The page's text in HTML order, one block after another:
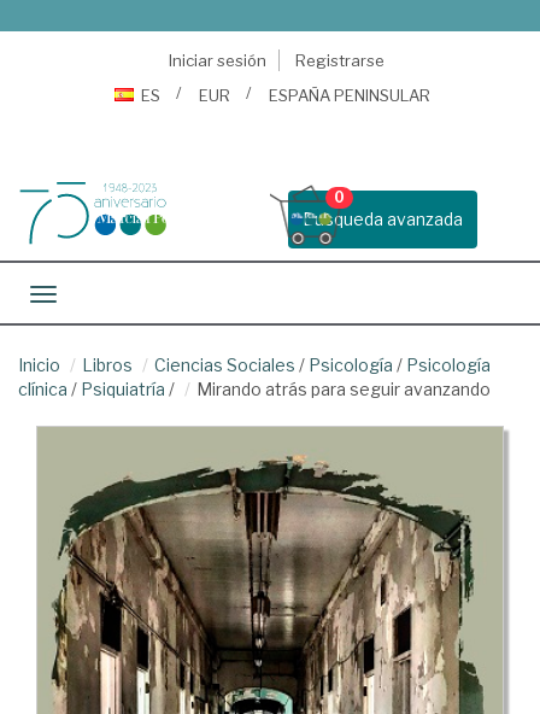
Iniciar sesión
Registrarse
ES
EUR ESPAÑA PENINSULAR
Busqueda avanzada
0
Toggle navigation
Inicio Libros Ciencias Sociales / Psicología / Psicología
clínica / Psiquiatría / Mirando atrás para seguir avanzando